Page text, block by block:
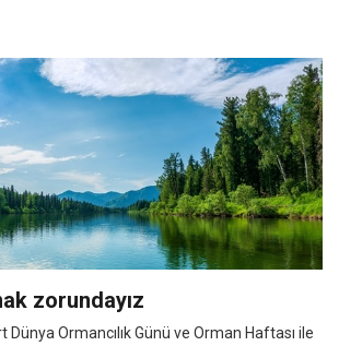
zorundayız
Dünya Ormancılık Günü ve Orman Haftası ile